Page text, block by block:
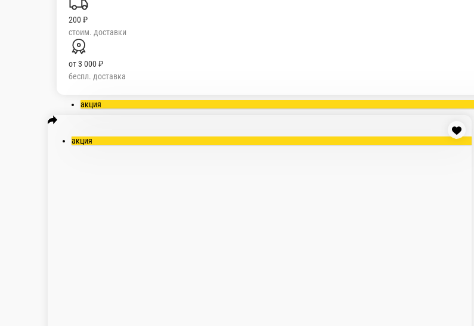
200 ₽
стоим. доставки
от3 000 ₽
беспл. доставка
акция
акция